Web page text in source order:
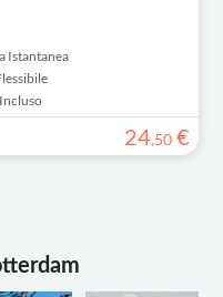
Istantanea
24,50 €